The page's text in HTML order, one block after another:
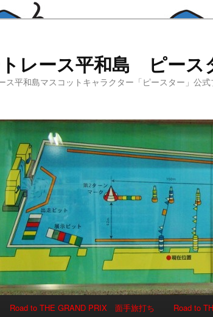
レース平和島 ピース
ス平和島マスコットキャラクター「ピースター」公式
ンテンツへ移動
テンツへ移動
Road to THE GRAND PRIX 面手旅打ち Road to